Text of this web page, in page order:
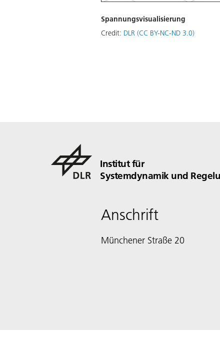
Spannungsvisualisierung
Credit: DLR (CC BY-NC-ND 3.0)
Institut für
Systemdynamik und
Anschrift
Münchener Straße 20